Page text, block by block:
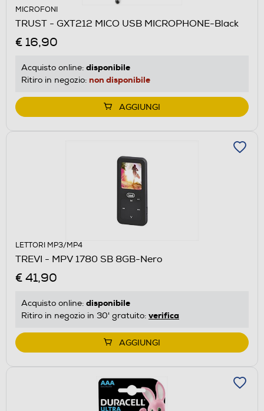
MICROFONI
TRUST - GXT212 MICO USB MICROPHONE-Black
€ 16,90
Acquisto online: disponibile
Ritiro in negozio: non disponibile
AGGIUNGI
LETTORI MP3/MP4
TREVI - MPV 1780 SB 8GB-Nero
€ 41,90
Acquisto online: disponibile
Ritiro in negozio in 30' gratuito: verifica
AGGIUNGI